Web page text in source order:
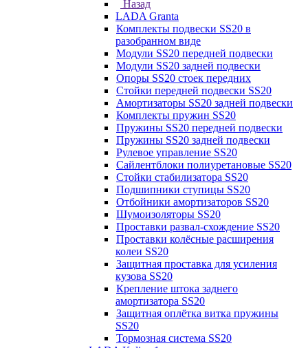
Назад
LADA Granta
Комплекты подвески SS20 в
разобранном виде
Модули SS20 передней подвески
Модули SS20 задней подвески
Опоры SS20 стоек передних
Стойки передней подвески SS20
Амортизаторы SS20 задней подвески
Комплекты пружин SS20
Пружины SS20 передней подвески
Пружины SS20 задней подвески
Рулевое управление SS20
Сайлентблоки полиуретановые SS20
Стойки стабилизатора SS20
Подшипники ступицы SS20
Отбойники амортизаторов SS20
Шумоизоляторы SS20
Проставки развал-схождение SS20
Проставки колёсные расширения
колеи SS20
Защитная проставка для усиления
кузова SS20
Крепление штока заднего
амортизатора SS20
Защитная оплётка витка пружины
SS20
Тормозная система SS20